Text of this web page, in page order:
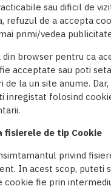
sau dificil de
refuzul de a accepta
primi/vedea
din browser pentru ca
acceptate sau poti
la un site anume. Dar,
inregistat folosind
fisierele de tip Cookie
privind
In acest scop, puteti
cookie fie prin